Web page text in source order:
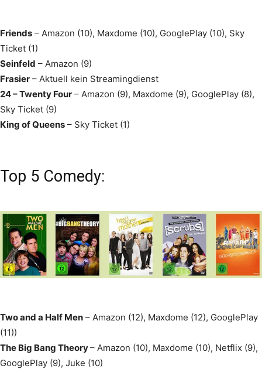
Friends – Amazon (10), Maxdome (10), GooglePlay (10), Sky
Ticket (1)
Seinfeld – Amazon (9)
Frasier – Aktuell kein Streamingdienst
24 – Twenty Four – Amazon (9), Maxdome (9), GooglePlay (8),
Sky Ticket (9)
King of Queens – Sky Ticket (1)
Top 5 Comedy:
Two and a Half Men – Amazon (12), Maxdome (12), GooglePlay
(11))
The Big Bang Theory– Amazon (10), Maxdome (10), Netflix (9),
GooglePlay (9), Juke (10)